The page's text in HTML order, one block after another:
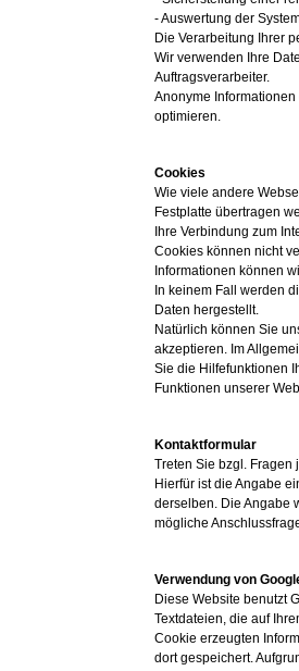
- Auswertung der
Die Verarbeitung Ihrer
Wir verwenden Ihre
Auftragsverarbeiter.
Anonyme
optimieren.
Cookies
Wie viele andere
Festplatte übertragen
Ihre Verbindung zum
Cookies können nicht
Informationen können
In keinem Fall werden
Daten hergestellt.
Natürlich können Sie
akzeptieren. Im
Sie die Hilfefunktionen
Funktionen unserer
Kontaktformular
Treten Sie bzgl. Fragen
Hierfür ist die Angabe
derselben. Die Angabe
mögliche
Verwendung von
Diese Website benutzt
Textdateien, die auf
Cookie erzeugten
dort gespeichert.